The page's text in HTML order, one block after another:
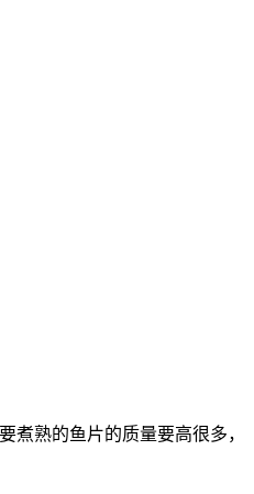
煮熟的鱼片的质量要高很多，